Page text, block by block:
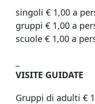
singoli € 1,00 a
gruppi € 1,00 a
scuole € 1,00 a
VISITE GUIDATE
Gruppi di adulti €